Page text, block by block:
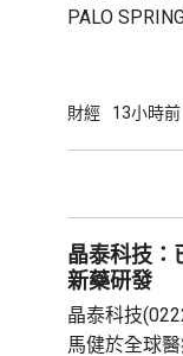
PALO
實均呎17671
財經 13小時前
晶泰科技：
新藥研發
晶泰科技
馬健於全球